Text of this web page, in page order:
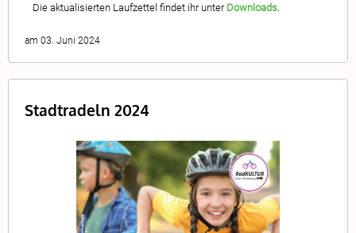
Die aktualisierten Laufzettel findet ihr unter Downloads
am 03. Juni 2024
Stadtradeln 2024